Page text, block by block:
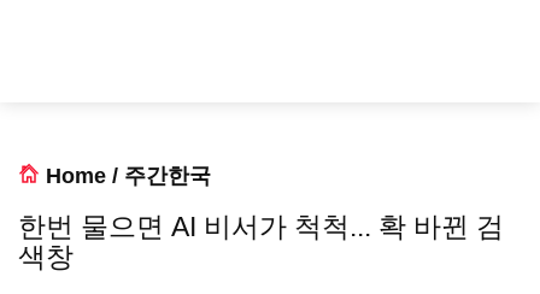
Home / 주간한국
한번 물으면 AI 비서가 척척... 확 바뀐 검
색창